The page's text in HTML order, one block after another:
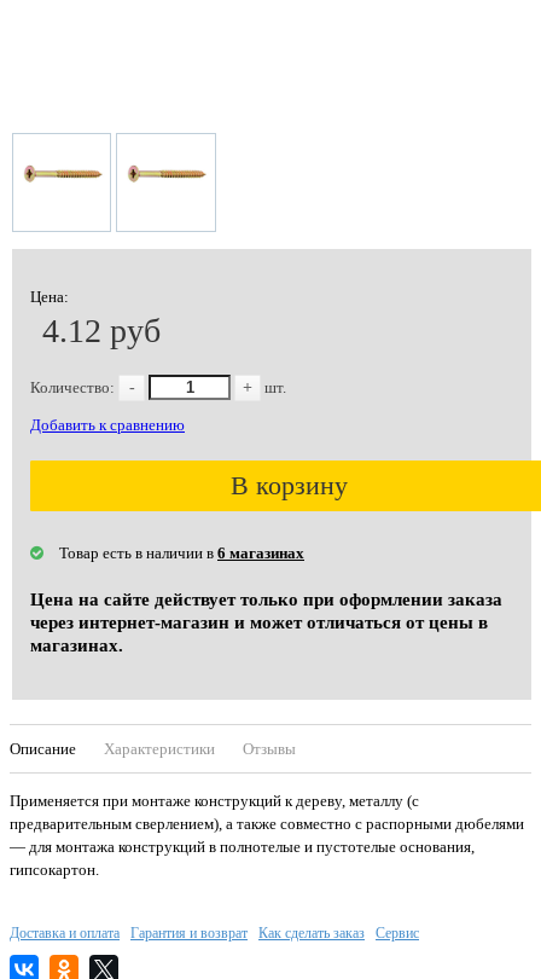
Цена:
4.12 руб
Количество: - + шт.
Добавить к сравнению
В корзину
Товар есть в наличии в 6 магазинах
Цена на сайте действует только при оформлении заказа
через интернет-магазин и может отличаться от цены в
магазинах.
Описание Характеристики Отзывы
Применяется при монтаже конструкций к дереву, металлу (с
предварительным сверлением), а также совместно с распорными дюбелями
— для монтажа конструкций в полнотелые и пустотелые основания,
гипсокартон.
Доставка и оплата Гарантия и возврат Как сделать заказ Сервис